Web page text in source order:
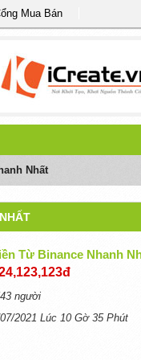
Mua Bán
Nhất
Từ Binance Nhanh
người
2021 Lúc 10 Gờ 35 Phút